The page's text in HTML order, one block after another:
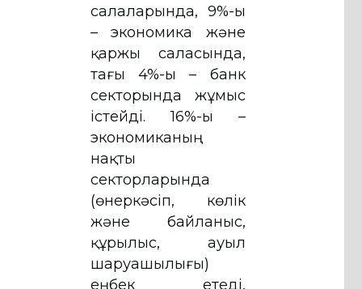
салаларында, 9%-ы
– экономика және
қаржы саласында,
тағы 4%-ы – банк
секторында жұмыс
істейді. 16%-ы –
экономиканың
нақты
секторларында
(өнеркәсіп, көлік
және байланыс,
құрылыс, ауыл
шаруашылығы)
еңбек етеді,